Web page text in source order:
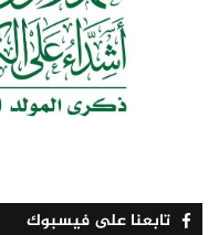
تابعنا على فيسبوك